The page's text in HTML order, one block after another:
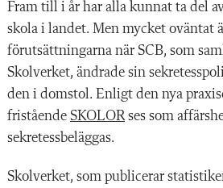
Fram till i år har alla kunnat ta del
skola i landet. Men mycket oväntat
förutsättningarna när SCB, som
Skolverket, ändrade sin
den i domstol. Enligt den nya
fristående SKOLORses som
sekretessbeläggas.
Skolverket, som publicerar